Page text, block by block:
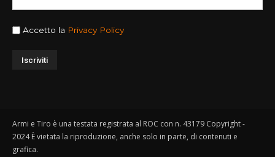
Accetto la Privacy Policy
Armi e Tiro è una testata registrata al ROC con n. 43179 Copyright -
2024 È vietata la riproduzione, anche solo in parte, di contenuti e
grafica.